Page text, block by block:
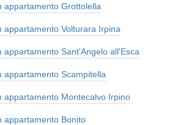
appartamento Grottolella
appartamento Volturara Irpina
appartamento Sant'Angelo all'Esca
appartamento Scampitella
appartamento Montecalvo Irpino
appartamento Bonito